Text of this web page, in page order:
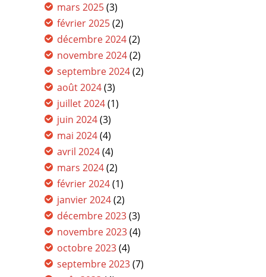
mars 2025(3)
février 2025(2)
décembre 2024(2)
novembre 2024(2)
septembre 2024(2)
août 2024(3)
juillet 2024(1)
juin 2024(3)
mai 2024(4)
avril 2024(4)
mars 2024(2)
février 2024(1)
janvier 2024(2)
décembre 2023(3)
novembre 2023(4)
octobre 2023(4)
septembre 2023(7)